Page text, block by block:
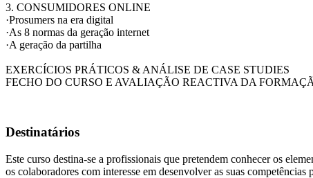
3. CONSUMIDORES ONLINE
·Prosumers na era digital
·As 8 normas da geração internet
·A geração da partilha
EXERCÍCIOS PRÁTICOS & ANÁLISE DE CASE STUDIES
FECHO DO CURSO E AVALIAÇÃO REACTIVA DA
Destinatários
Este curso destina-se a profissionais que pretendem conhecer os
os colaboradores com interesse em desenvolver as suas